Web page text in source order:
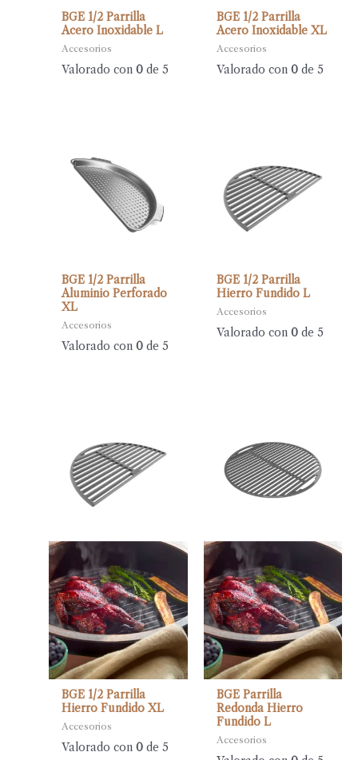
BGE 1/2 Parrilla
Acero Inoxidable L
Accesorios
Valorado con0 de 5
BGE 1/2 Parrilla
Acero Inoxidable XL
Accesorios
Valorado con 0de 5
BGE 1/2 Parrilla
Aluminio Perforado
XL
Accesorios
Valorado con0 de 5
BGE 1/2 Parrilla
Hierro Fundido L
Accesorios
Valorado con 0de 5
BGE 1/2 Parrilla
Hierro Fundido XL
Accesorios
Valorado con0 de 5
BGE Parrilla
Redonda Hierro
Fundido L
Accesorios